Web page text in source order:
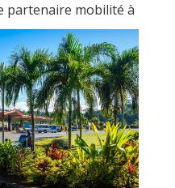
partenaire mobilité à